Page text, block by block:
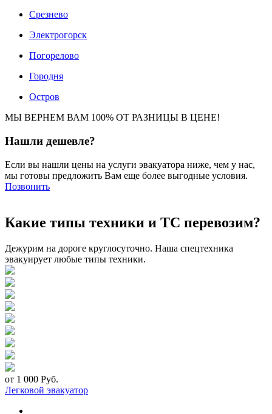
Срезнево
Электрогорск
Погорелово
Городня
Остров
МЫ ВЕРНЕМ ВАМ 100% ОТ РАЗНИЦЫ В ЦЕНЕ!
Нашли дешевле?
Если вы нашли цены на услуги эвакуатора ниже, чем у нас,
мы готовы предложить Вам еще более выгодные условия.
Позвонить
Какие типы техники и ТС перевозим?
Дежурим на дороге круглосуточно. Наша спецтехника
эвакуирует любые типы техники.
от 1 000 Руб.
Легковой эвакуатор